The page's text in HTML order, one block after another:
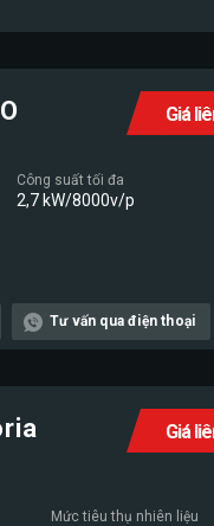
Giá
Công suất tối đa
2,7 kW/8000v/p
Tư vấn qua điện thoại
Giá
Mức tiêu thụ nhiên liệu